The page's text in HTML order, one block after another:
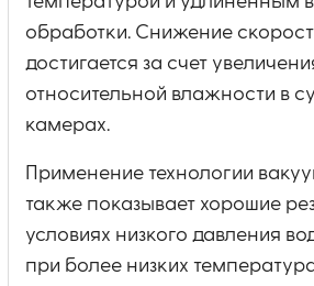
обработки. Снижение
достигается за счет
относительной влажности в
камерах.
Применение технологии
также показывает хорошие
условиях низкого давления
при более низких